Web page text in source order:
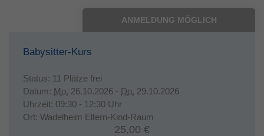
ANMELDUNG MÖGLICH
Babysitter-Kurs
Status: 11 Plätze frei
Datum: Mo. 26.10.2026 - Do. 29.10.2026
Uhrzeit: 09:30 - 12:30 Uhr
Ort: Wadelheim Eltern-Kind-Raum
25,00 €